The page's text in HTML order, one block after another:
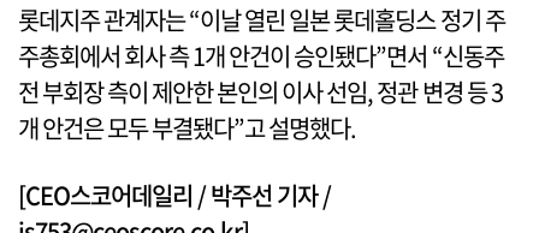
롯데지주 관계자는 “이날 열린 일본 롯데홀딩스 정기 주
주총회에서 회사 측 1개 안건이 승인됐다”면서 “신동주
전 부회장 측이 제안한 본인의 이사 선임, 정관 변경 등 3
개 안건은 모두 부결됐다”고 설명했다.
[CEO스코어데일리 / 박주선 기자 /